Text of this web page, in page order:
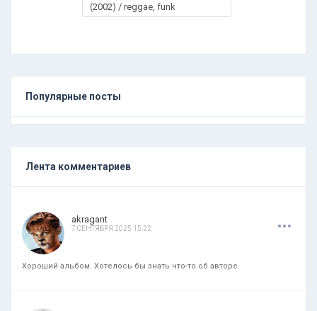
(2002) / reggae, funk
Популярные посты
Лента комментариев
akragant
7 СЕНТЯБРЯ 2025 15:22 ...
Хороший альбом. Хотелось бы знать что-то об авторе.